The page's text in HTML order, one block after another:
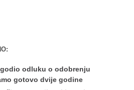
odluku o odobrenju
gotovo dvije godine